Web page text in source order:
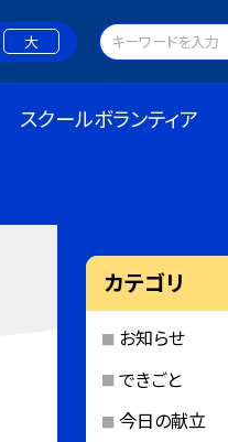
大
スクールボランティア
カテゴリ
お知らせ
できごと
今日の献立